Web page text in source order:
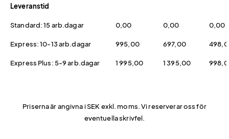
Leveranstid
Standard: 15 arb.dagar 0,00 0,00 0,00
Express: 10-13 arb.dagar 995,00 697,00
Express Plus: 5-9 arb.dagar 1 995,00 1 395,00
Priserna är angivna i SEK exkl. moms. Vi reserverar oss för
eventuella skrivfel.